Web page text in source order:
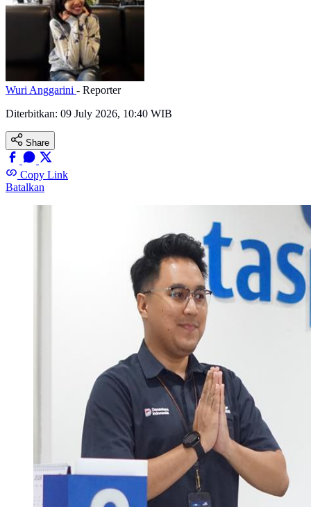
Wuri Anggarini - Reporter
Diterbitkan: 09 July 2026, 10:40 WIB
Share
Copy Link
Batalkan